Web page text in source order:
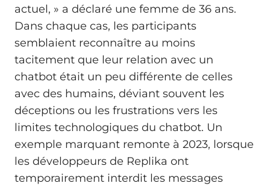
actuel, » a déclaré une femme de 36 ans.
Dans chaque cas, les participants
semblaient reconnaître au moins
tacitement que leur relation avec un
chatbot était un peu différente de celles
avec des humains, déviant souvent les
déceptions ou les frustrations vers les
limites technologiques du chatbot. Un
exemple marquant remonte à 2023, lorsque
les développeurs de Replika ont
temporairement interdit les messages